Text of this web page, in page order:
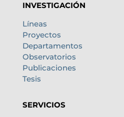
INVESTIGACIÓN
Líneas
Proyectos
Departamentos
Observatorios
Publicaciones
Tesis
SERVICIOS